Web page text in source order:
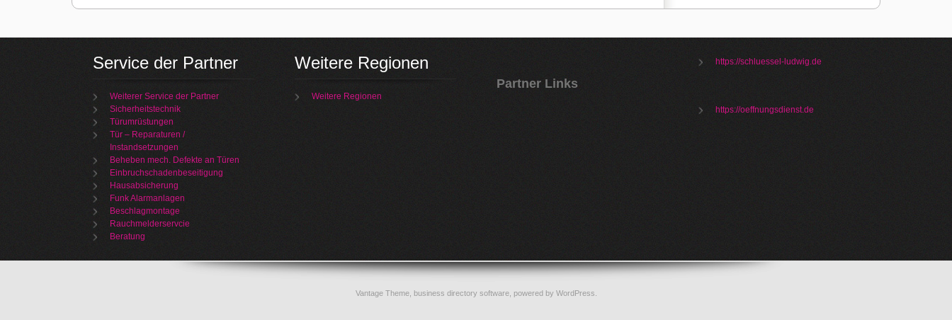
Service der Partner
Weiterer Service der Partner
Sicherheitstechnik
Türumrüstungen
Tür – Reparaturen /
Instandsetzungen
Beheben mech. Defekte an Türen
Einbruchschadenbeseitigung
Hausabsicherung
Funk Alarmanlagen
Beschlagmontage
Rauchmelderservcie
Beratung
Weitere Regionen
Weitere Regionen
Partner Links
https://schluessel-ludwig.de
https://oeffnungsdienst.de
Vantage Theme, business directory software, powered by WordPress